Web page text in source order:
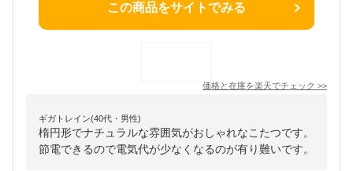
この商品をサイトでみる
価格と在庫を楽天でチェック >>
ギガトレイン(40代・男性)
楕円形でナチュラルな雰囲気がおしゃれなこたつです。
節電できるので電気代が少なくなるのが有り難いです。